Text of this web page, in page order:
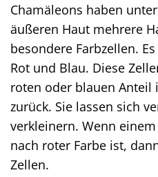
Chamäleons haben
äußeren Haut mehrere
besondere Farbzellen.
Rot und Blau. Diese
roten oder blauen
zurück. Sie lassen sich
verkleinern. Wenn
nach roter Farbe ist,
Zellen.